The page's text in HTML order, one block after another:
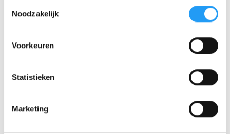
Noodzakelijk
Voorkeuren
Statistieken
Marketing